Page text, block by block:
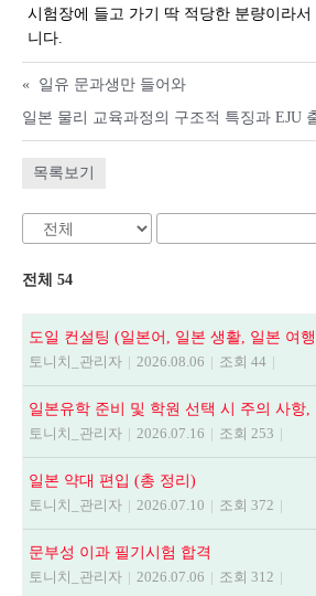
시험장에 들고 가기 딱 적당한 분량이라
니다.
« 일유 문과생만 들어와
일본 물리 교육과정의 구조적 특징과 EJU
목록보기
전체 54
도일 컨설팅 (일본어, 일본 생활, 일본 여
토니치_관리자 | 2026.08.06 | 조회 44 |
토니치_관리자 | 2026.07.16 | 조회 253 |
일본 약대 편입 (총 정리)
토니치_관리자 | 2026.07.10 | 조회 372 |
문부성 이과 필기시험 합격
토니치_관리자 | 2026.07.06 | 조회 312 |